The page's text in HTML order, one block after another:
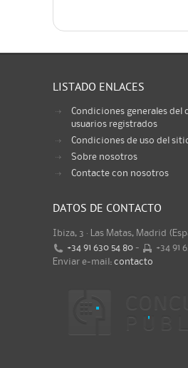
LISTADO ENLACES
Condiciones generales del
usuarios registrados
Condiciones de uso del
Sobre nosotros
Contacte con nosotros
DATOS DE CONTACTO
Ibiza, 3 · Las Matas, Madrid
+34 91 630 54 80 -
+34 91
Enviar e-mail: contacto